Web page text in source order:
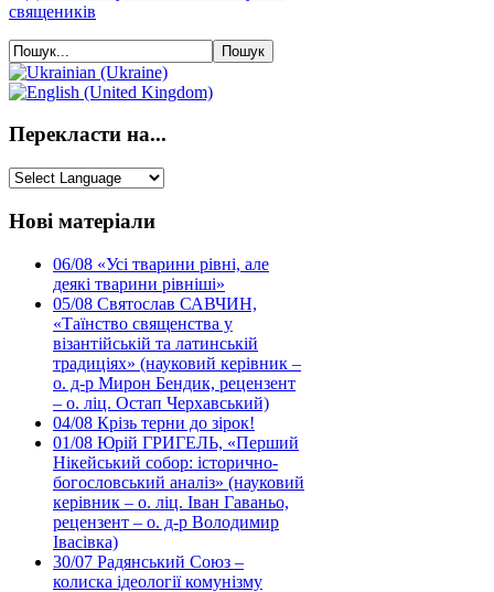
Перекласти на...
Нові матеріали
06/08 «Усі тварини рівні, але
деякі тварини рівніші»
05/08 Святослав САВЧИН,
«Таїнство священства у
візантійській та латинській
традиціях» (науковий керівник –
о. д-р Мирон Бендик, рецензент
– о. ліц. Остап Черхавський)
04/08 Крізь терни до зірок!
01/08 Юрій ГРИГЕЛЬ, «Перший
Нікейський собор: історично-
богословський аналіз» (науковий
керівник – о. ліц. Іван Гаваньо,
рецензент – о. д-р Володимир
Івасівка)
30/07 Радянський Союз –
колиска ідеології комунізму